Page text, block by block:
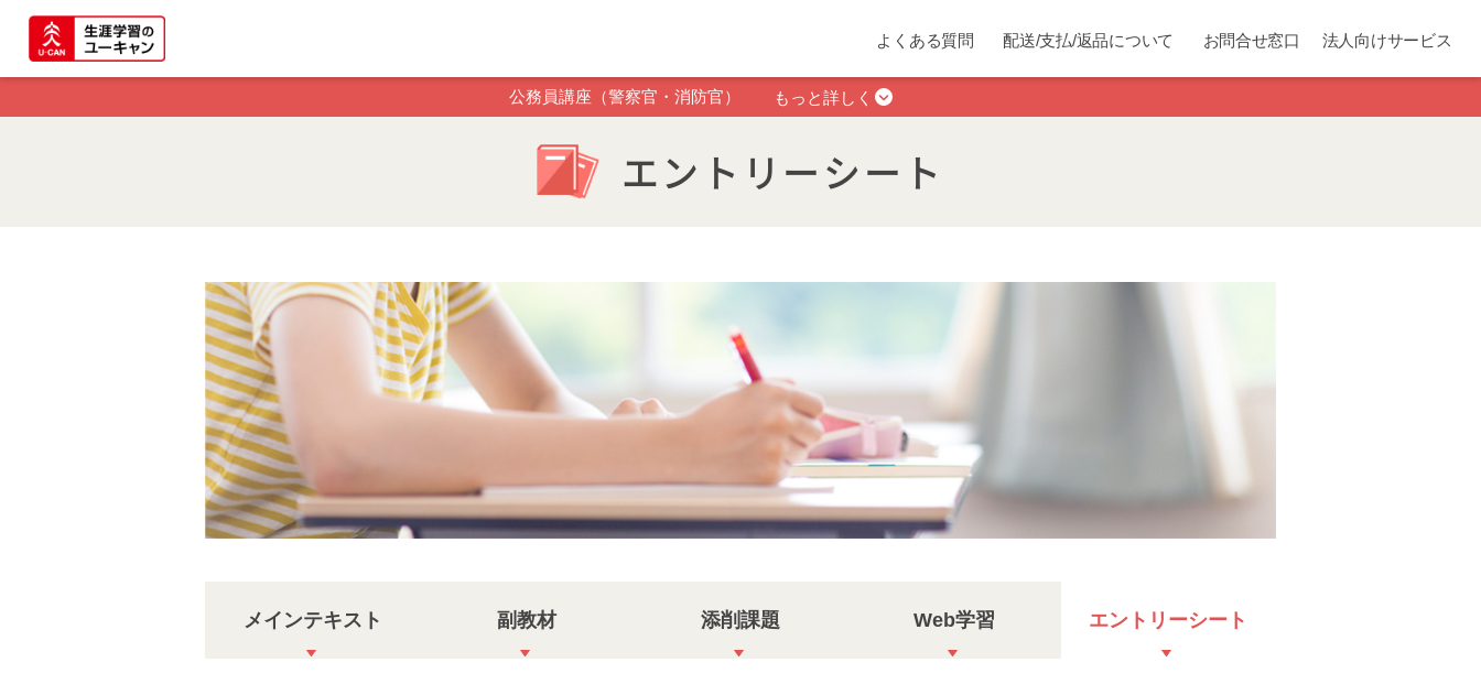
よくある質問 配送/支払/返品について お問合せ窓口 法人向けサービス
公務員講座（警察官・消防官） もっと詳しく
エントリーシート
メインテキスト 副教材 添削課題 Web学習 エントリーシート